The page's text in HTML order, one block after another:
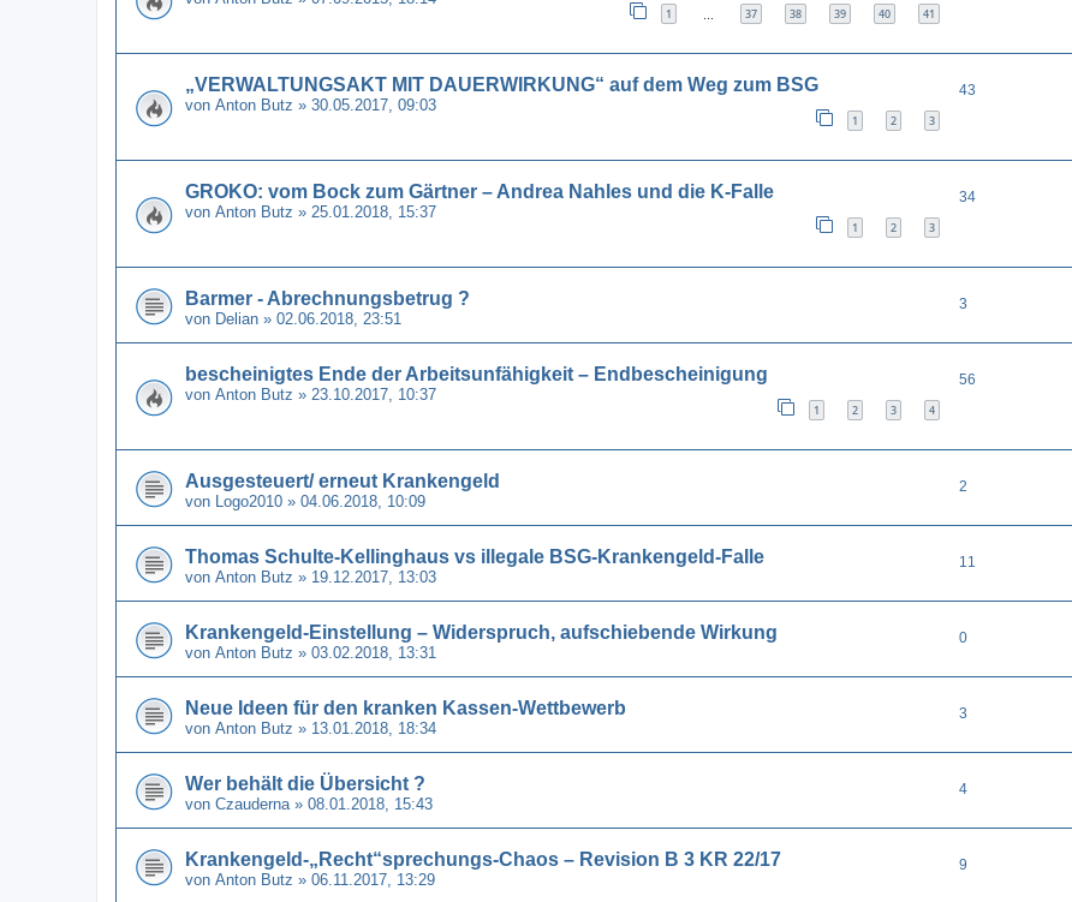
1 37 38 39 40 41
„VERWALTUNGSAKT MIT DAUERWIRKUNG“ auf dem Weg zum BSG
von Anton Butz » 30.05.2017, 09:03
1 2 3
43
GROKO: vom Bock zum Gärtner – Andrea Nahles und die K-Falle
von Anton Butz » 25.01.2018, 15:37
1 2 3
34
Barmer - Abrechnungsbetrug ?
von Delian » 02.06.2018, 23:51
3
bescheinigtes Ende der Arbeitsunfähigkeit – Endbescheinigung
von Anton Butz » 23.10.2017, 10:37
1 2 3 4
56
Ausgesteuert/ erneut Krankengeld
von Logo2010 » 04.06.2018, 10:09
2
Thomas Schulte-Kellinghaus vs illegale BSG-Krankengeld-Falle
von Anton Butz » 19.12.2017, 13:03
11
Krankengeld-Einstellung – Widerspruch, aufschiebende Wirkung
von Anton Butz » 03.02.2018, 13:31
0
Neue Ideen für den kranken Kassen-Wettbewerb
von Anton Butz » 13.01.2018, 18:34
3
Wer behält die Übersicht ?
von Czauderna » 08.01.2018, 15:43
4
Krankengeld-„Recht“sprechungs-Chaos – Revision B 3 KR 22/17
von Anton Butz » 06.11.2017, 13:29
9